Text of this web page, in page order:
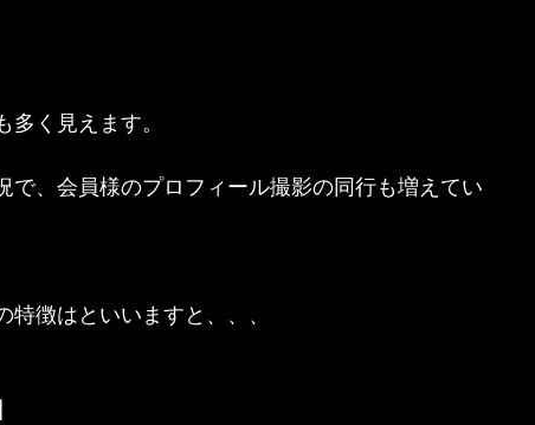
く見えます。
で、会員様のプロフィール撮影の同行も増えてい
徴はといいますと、、、